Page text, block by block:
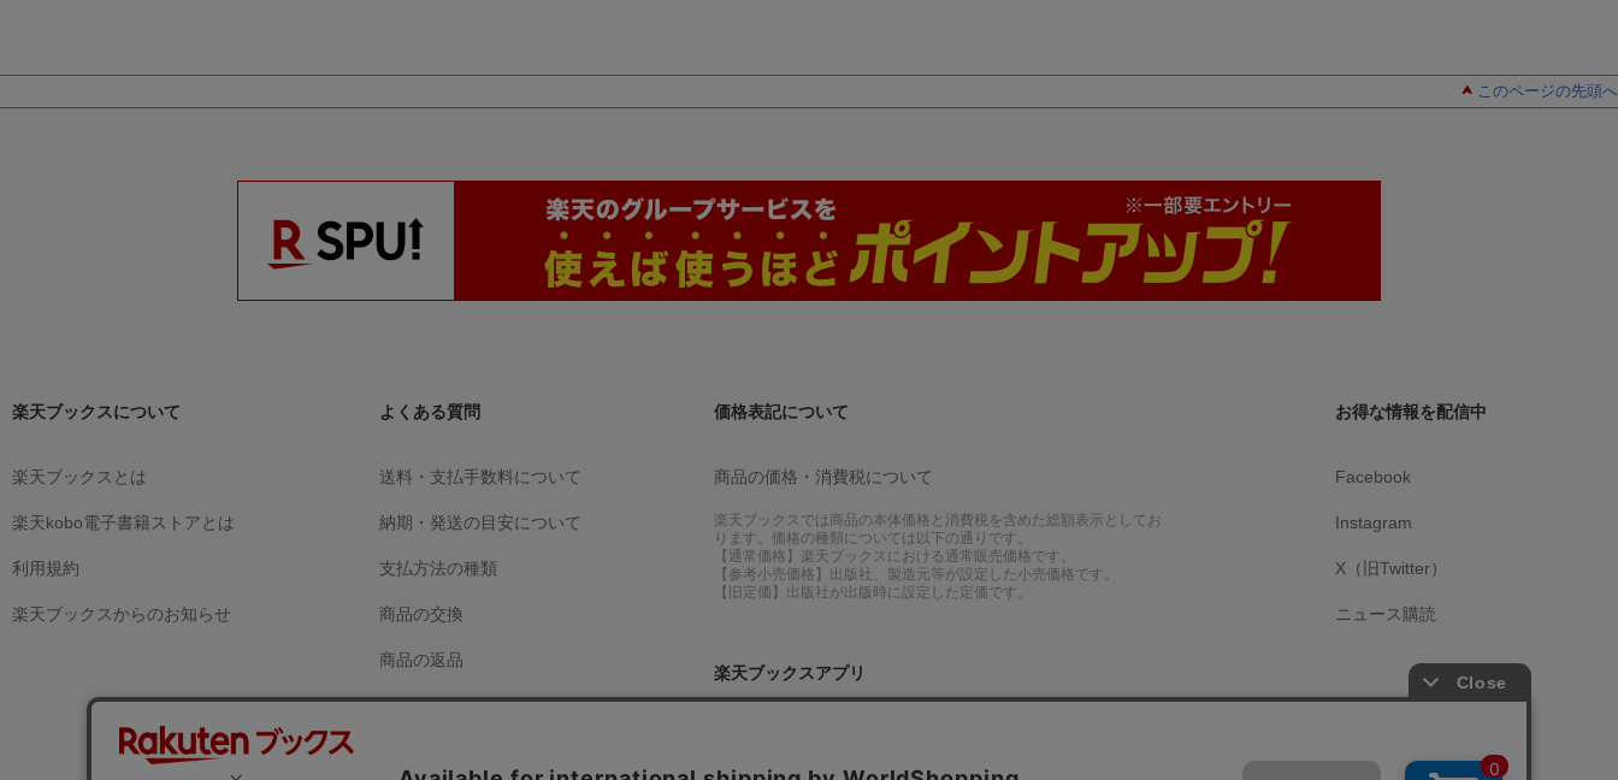
このページの先頭へ
楽天ブックスについて
楽天ブックスとは
楽天kobo電子書籍ストアとは
利用規約
楽天ブックスからのお知らせ
よくある質問
送料・支払手数料について
納期・発送の目安について
支払方法の種類
商品の交換
商品の返品
注文内容のキャンセル・変更について
価格表記について
商品の価格・消費税について
楽天ブックスでは商品の本体価格と消費税を含めた総額表示としてお
ります。価格の種類については以下の通りです。
【通常価格】楽天ブックスにおける通常販売価格です。
【参考小売価格】出版社、製造元等が設定した小売価格です。
【旧定価】出版社が出版時に設定した定価です。
楽天ブックスアプリ
お得な情報を配信中
Facebook
Instagram
X（旧Twitter）
ニュース購読